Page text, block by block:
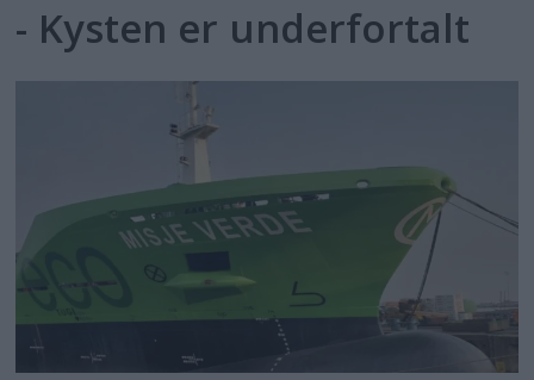
- Kysten er underfortalt